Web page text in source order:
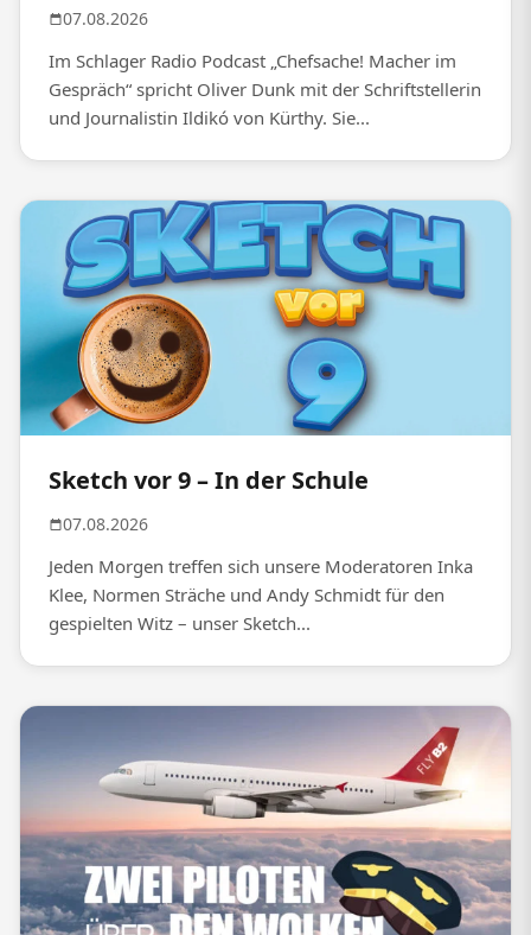
07.08.2026
Im Schlager Radio Podcast „Chefsache! Macher im
Gespräch“ spricht Oliver Dunk mit der Schriftstellerin
und Journalistin Ildikó von Kürthy. Sie...
Sketch vor 9 – In der Schule
07.08.2026
Jeden Morgen treffen sich unsere Moderatoren Inka
Klee, Normen Sträche und Andy Schmidt für den
gespielten Witz – unser Sketch...